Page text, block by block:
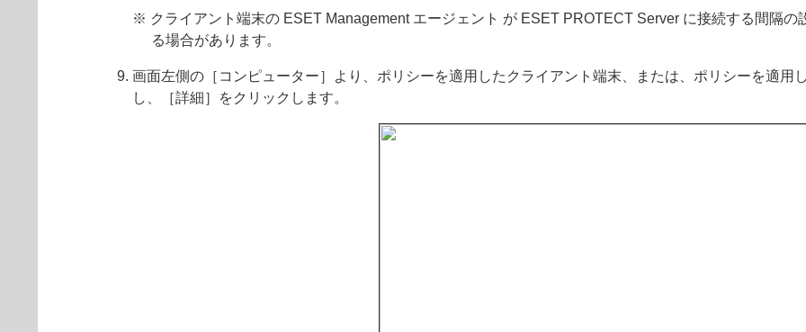
※ クライアント端末の ESET Management エージェント が ESET PROTECT Server に接続する間隔
る場合があります。
画面左側の［コンピューター］より、ポリシーを適用したクライアント端末、または、ポリシーを適用
し、［詳細］をクリックします。